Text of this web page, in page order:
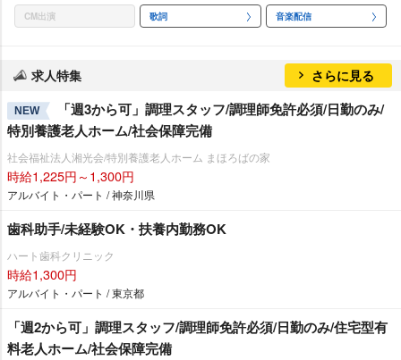
CM出演 歌詞 音楽配信
求人特集 さらに見る
NEW
「週3から可」調理スタッフ/調理師免許必須/日勤のみ/
特別養護老人ホーム/社会保障完備
社会福祉法人湘光会/特別養護老人ホーム まほろばの家
時給1,225円～1,300円
アルバイト・パート / 神奈川県
歯科助手/未経験OK・扶養内勤務OK
ハート歯科クリニック
時給1,300円
アルバイト・パート / 東京都
「週2から可」調理スタッフ/調理師免許必須/日勤のみ/住宅型有
料老人ホーム/社会保障完備